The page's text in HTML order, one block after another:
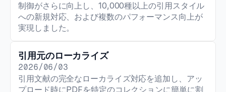
制御がさらに向上し、10,000種以上の引用スタイル
への新規対応、および複数のパフォーマンス向上が
実現しました。
引用元のローカライズ
2026/06/03
引用文献の完全なローカライズ対応を追加し、アッ
プロード時にPDFを特定のコレクションに簡単に割